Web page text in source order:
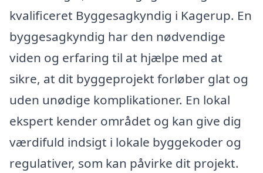
kvalificeret Byggesagkyndig i Kagerup. En
byggesagkyndig har den nødvendige
viden og erfaring til at hjælpe med at
sikre, at dit byggeprojekt forløber glat og
uden unødige komplikationer. En lokal
ekspert kender området og kan give dig
værdifuld indsigt i lokale byggekoder og
regulativer, som kan påvirke dit projekt.